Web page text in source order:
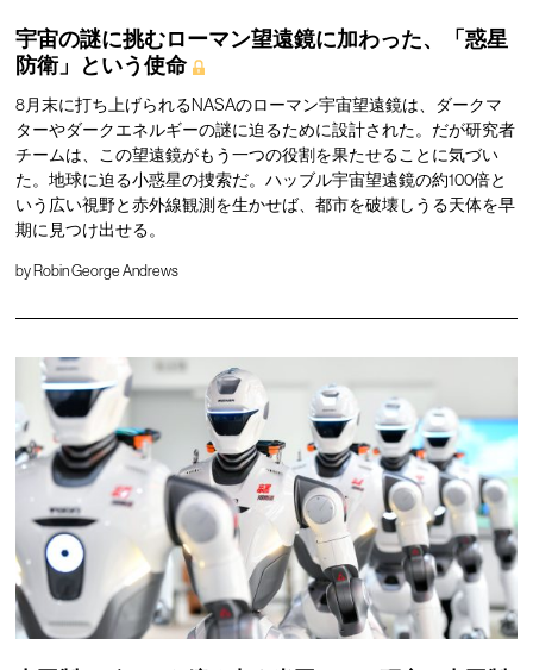
宇宙の謎に挑むローマン望遠鏡に加わった、「惑星
防衛」という使命
8月末に打ち上げられるNASAのローマン宇宙望遠鏡は、ダークマ
ターやダークエネルギーの謎に迫るために設計された。だが研究者
チームは、この望遠鏡がもう一つの役割を果たせることに気づい
た。地球に迫る小惑星の捜索だ。ハッブル宇宙望遠鏡の約100倍と
いう広い視野と赤外線観測を生かせば、都市を破壊しうる天体を早
期に見つけ出せる。
by Robin George Andrews